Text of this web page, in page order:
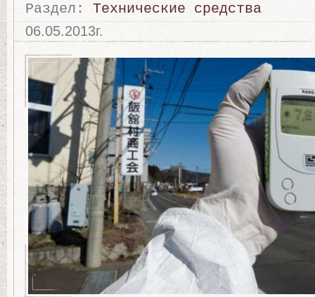
Раздел: Технические средства
06.05.2013г.